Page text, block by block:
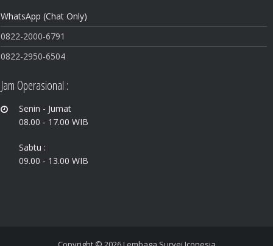
WhatsApp (Chat Only)
0822-2000-6791
0822-2950-6504
Jam Operasional :
Senin - Jumat
08.00 - 17.00 WIB
Sabtu :
09.00 - 13.00 WIB